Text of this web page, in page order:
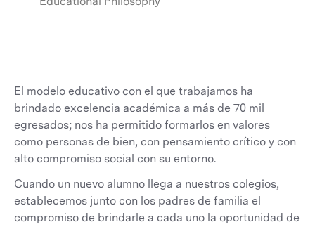
El modelo educativo con el que trabajamos ha
brindado excelencia académica a más de 70 mil
egresados; nos ha permitido formarlos en valores
como personas de bien, con pensamiento crítico y con
alto compromiso social con su entorno.
Cuando un nuevo alumno llega a nuestros colegios,
establecemos junto con los padres de familia el
compromiso de brindarle a cada uno la oportunidad de